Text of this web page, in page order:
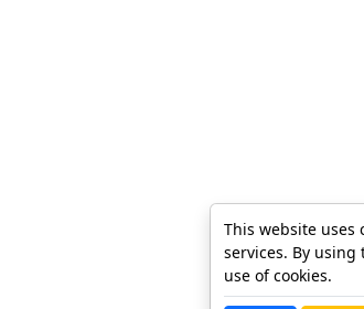
This website uses
services. By
use of cookies.